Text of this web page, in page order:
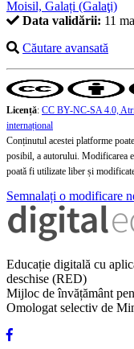
Moisil, Galați (Galaţi)
Data validării: 11
Căutare avansată
Licență: CC BY-NC-SA 4.0,
internațional
Conținutul acestei platforme
posibil, a autorului. Modificarea
poată fi utilizate liber și
Semnalați o modificare
Educație digitală cu
deschise (RED)
Mijloc de învățământ
Omologat selectiv de